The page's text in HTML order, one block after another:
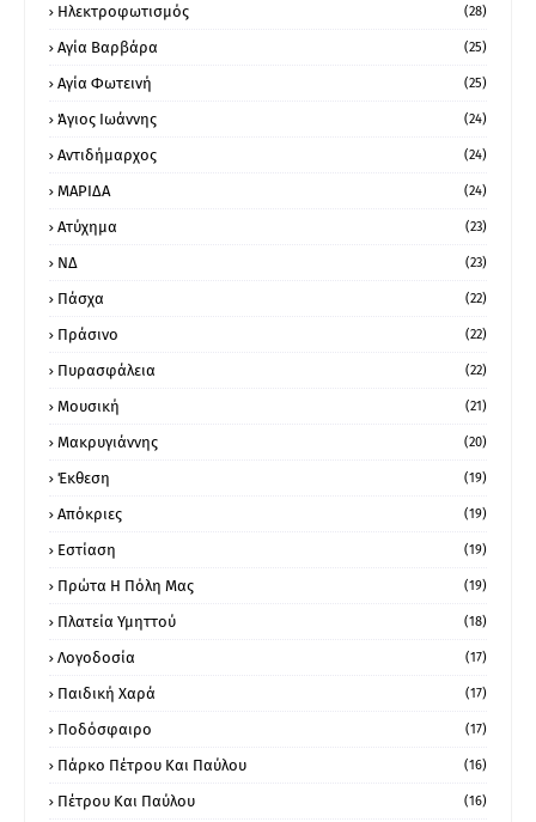
Ηλεκτροφωτισμός (28)
Αγία Βαρβάρα (25)
Αγία Φωτεινή (25)
Άγιος Ιωάννης (24)
Αντιδήμαρχος (24)
ΜΑΡΙΔΑ (24)
Ατύχημα (23)
ΝΔ (23)
Πάσχα (22)
Πράσινο (22)
Πυρασφάλεια (22)
Μουσική (21)
Μακρυγιάννης (20)
Έκθεση (19)
Απόκριες (19)
Εστίαση (19)
Πρώτα Η Πόλη Μας (19)
Πλατεία Υμηττού (18)
Λογοδοσία (17)
Παιδική Χαρά (17)
Ποδόσφαιρο (17)
Πάρκο Πέτρου Και Παύλου (16)
Πέτρου Και Παύλου (16)